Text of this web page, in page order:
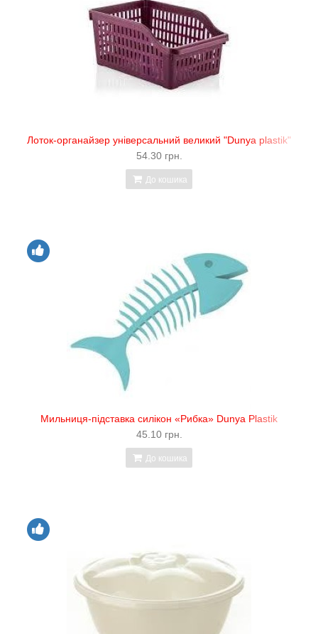
Лоток-органайзер універсальний великий "Dunya plastik"
54.30 грн.
До кошика
Мильниця-підставка силікон «Рибка» Dunya Plastik
45.10 грн.
До кошика